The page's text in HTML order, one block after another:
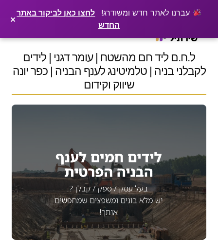
עברנו לאתר חדש ומשודרג!
לחצו כאן לביקור באתר
החדש
×
רוצים שלקוחות ימצאו אתכם בגוגל? שירתיל מפרסמת כתבה מקצועית עליכם פרסמו כתבה ←
to
contentל.ח.ם ליד חם מהשטח | עומר דגני | לידים
לקבלני בניה | טלמיטינג לענף הבניה | כפר יונה
שיווק וקידום